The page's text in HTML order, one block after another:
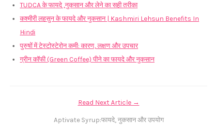
TUDCA के फायदे ,नुकसान और लेने का सही तरीका
कश्मीरी लहसुन के फायदे और नुकसान | Kashmiri Lehsun Benefits In
Hindi
पुरुषों में टेस्टोस्टेरोन कमी: कारण, लक्षण और उपचार
ग्रीन कॉफी (Green Coffee) पीने का फायदे और नुकसान
Read Next Article →
Aptivate Syrup:फायदे, नुकसान और उपयोग